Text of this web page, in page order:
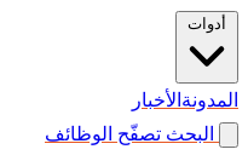
أدوات
المدونة الأخبار
البحث تصفّح الوظائف